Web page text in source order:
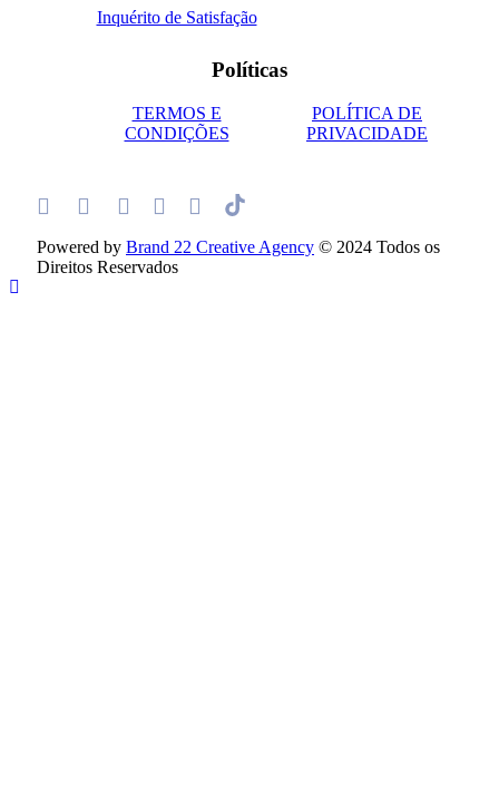
Inquérito de Satisfação
Políticas
TERMOS E
CONDIÇÕES
POLÍTICA DE
PRIVACIDADE
Powered by Brand 22 Creative Agency © 2024 Todos os
Direitos Reservados